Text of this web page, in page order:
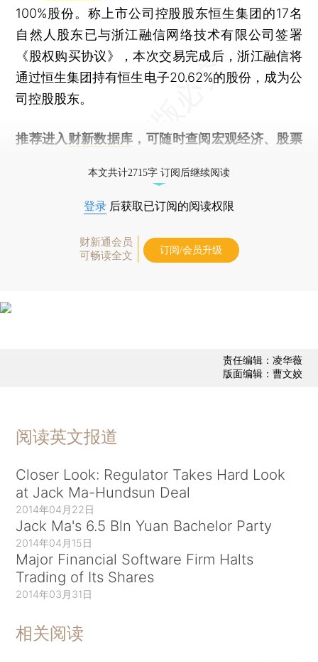
100%股份。称上市公司控股股东恒生集团的17名
自然人股东已与浙江融信网络技术有限公司签署
《股权购买协议》，本次交易完成后，浙江融信将
通过恒生集团持有恒生电子20.62%的股份，成为公
司控股股东。
推荐进入 财新数据库 ，可随时查阅宏观经济、股票
本文共计2715字 订阅后继续阅读
登录 后获取已订阅的阅读权限
财新通会员
可畅读全文
订阅/会员升级
责任编辑：凌华薇
版面编辑：曹文姣
阅读英文报道
Closer Look: Regulator Takes Hard Look
at Jack Ma-Hundsun Deal
2014年04月22日
Jack Ma's 6.5 Bln Yuan Bachelor Party
2014年04月15日
Major Financial Software Firm Halts
Trading of Its Shares
2014年03月31日
相关阅读